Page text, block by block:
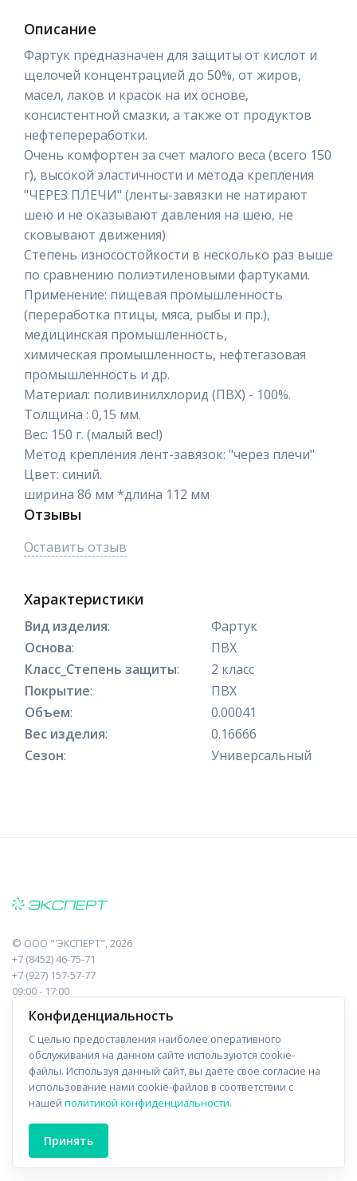
Описание
Фартук предназначен для защиты от кислот и
щелочей концентрацией до 50%, от жиров,
масел, лаков и красок на их основе,
консистентной смазки, а также от продуктов
нефтепереработки.
Очень комфортен за счет малого веса (всего 150
г), высокой эластичности и метода крепления
"ЧЕРЕЗ ПЛЕЧИ" (ленты-завязки не натирают
шею и не оказывают давления на шею, не
сковывают движения)
Степень износостойкости в несколько раз выше
по сравнению полиэтиленовыми фартуками.
Применение: пищевая промышленность
(переработка птицы, мяса, рыбы и пр.),
медицинская промышленность,
химическая промышленность, нефтегазовая
промышленность и др.
Материал: поливинилхлорид (ПВХ) - 100%.
Толщина : 0,15 мм.
Вес: 150 г. (малый вес!)
Метод крепления лент-завязок: "через плечи"
Цвет: синий.
ширина 86 мм *длина 112 мм
Отзывы
Оставить отзыв
Характеристики
Вид изделия:
Фартук
Основа:
ПВХ
Класс_Степень защиты:
2 класс
Покрытие:
ПВХ
Объем:
0.00041
Вес изделия:
0.16666
Сезон: Универсальный
© ООО "'ЭКСПЕРТ", 2026
+7 (8452) 46-75-71
+7 (927) 157-57-77
09:00 - 17:00
410017, Саратов, Пугачева, 10 к1, оф.23
Навигация
Прайс-лист
Отзывы
Форма связи
Информация
О компании
Доставка
Конфиденциальность
С целью предоставления наиболее оперативного
обслуживания на данном сайте используются cookie-
файлы. Используя данный сайт, вы даете свое согласие на
использование нами cookie-файлов в соответствии с
нашей политикой конфиденциальности.
Принять